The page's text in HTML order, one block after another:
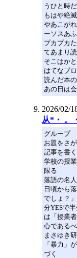
うひと時
もはや絶
やあこが
ーソスあ
プカプカ
てあまり
そこはかと
はてなブ
読んだ本
あの日は
2026/02/
从*・ 。
グループ
お題をさ
記事を書
学校の授
限る
落語の名
日頃から
でしょ？
分YESで
は「授業
心である
まさゆき
「暴力」
づく